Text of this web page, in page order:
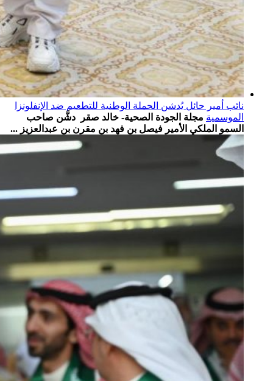
نائب أمير حائل يُدشن الحملة الوطنية للتطعيم ضد الإنفلونزا
الموسمية مجلة الجودة الصحية- خالد صقر دشَّن صاحب
السمو الملكي الأمير فيصل بن فهد بن مقرن بن عبدالعزيز ...